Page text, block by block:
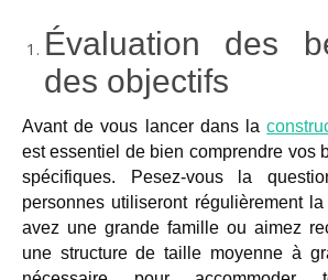
GUIDE JARDIN
ELAGAGE ET
COMPAGNIE
Évaluation des
des objectifs
Avant de vous lancer dans la
est essentiel de bien comprendre vos
spécifiques. Pesez-vous la
personnes utiliseront régulièrement
avez une grande famille ou aimez
une structure de taille moyenne à